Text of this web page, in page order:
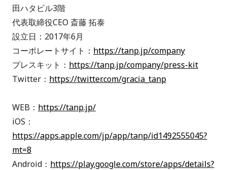
田ハタビル3階
代表取締役CEO 斎藤 拓泰
設立日：2017年6月
コーポレートサイト： https://tanp.jp/company
プレスキット： https://tanp.jp/company/press-kit
Twitter： https://twitter.com/gracia_tanp
WEB： https://tanp.jp/
iOS：
https://apps.apple.com/jp/app/tanp/id1492555045?
mt=8
Android： https://play.google.com/store/apps/details?